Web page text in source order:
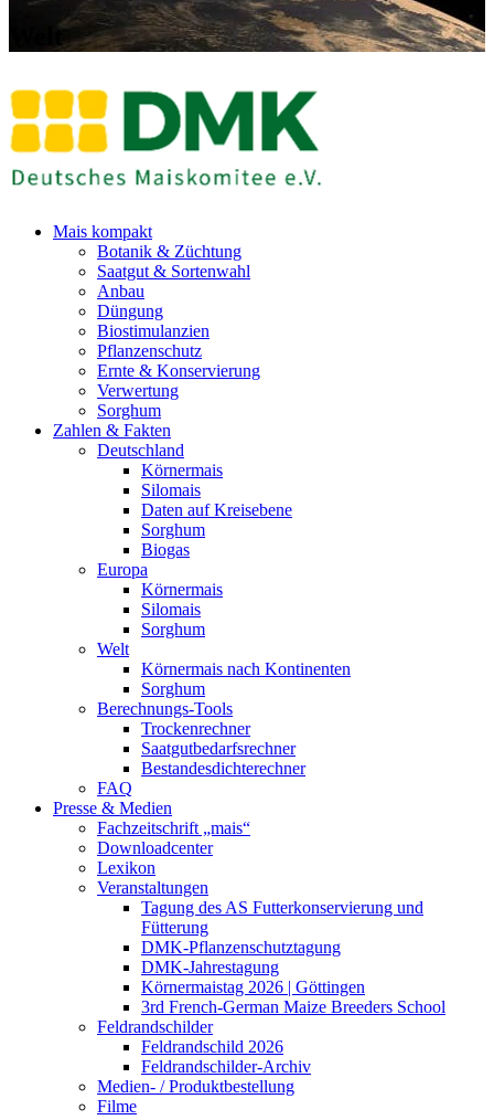
Welt
Mais kompakt
Botanik & Züchtung
Saatgut & Sortenwahl
Anbau
Düngung
Biostimulanzien
Pflanzenschutz
Ernte & Konservierung
Verwertung
Sorghum
Zahlen & Fakten
Deutschland
Körnermais
Silomais
Daten auf Kreisebene
Sorghum
Biogas
Europa
Körnermais
Silomais
Sorghum
Welt
Körnermais nach Kontinenten
Sorghum
Berechnungs-Tools
Trockenrechner
Saatgutbedarfsrechner
Bestandesdichterechner
FAQ
Presse & Medien
Fachzeitschrift „mais“
Downloadcenter
Lexikon
Veranstaltungen
Tagung des AS Futterkonservierung und
Fütterung
DMK-Pflanzenschutztagung
DMK-Jahrestagung
Körnermaistag 2026 | Göttingen
3rd French-German Maize Breeders School
Feldrandschilder
Feldrandschild 2026
Feldrandschilder-Archiv
Medien- / Produktbestellung
Filme